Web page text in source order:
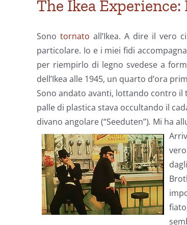
The Ikea
Sono tornato all’Ikea. A dire il vero
particolare. Io e i miei fidi
per riempirlo di legno svedese a
dell’Ikea alle 1945, un quarto d’ora
Sono andato avanti, lottando contro il
palle di plastica stava occultando il
divano angolare (“Seeduten”). Mi ha